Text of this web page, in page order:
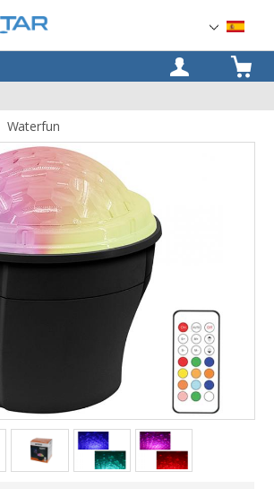
OK
Waterfun